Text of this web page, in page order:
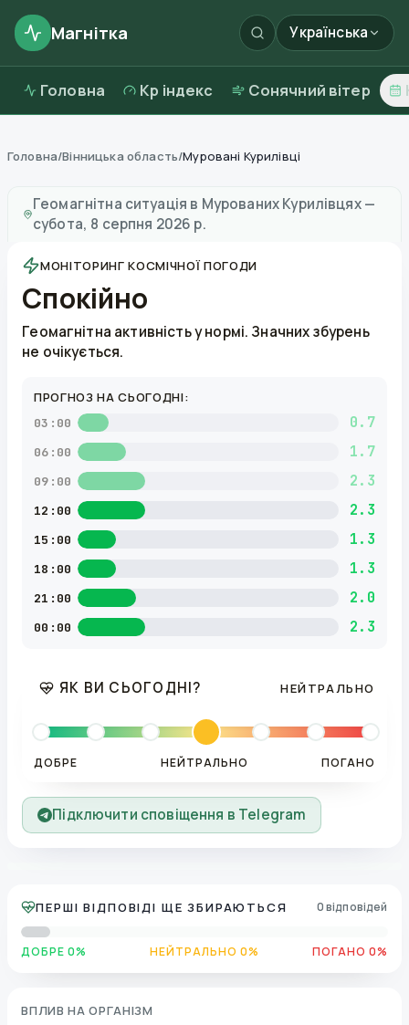
Магнітка Українська
Головна Kp індекс Сонячний вітер
Головна/Вінницька область/Муровані Курилівці
Геомагнітна ситуація в Мурованих Курилівцях—
субота, 8 серпня 2026 р.
МОНІТОРИНГ КОСМІЧНОЇ ПОГОДИ
Спокійно
Геомагнітна активність у нормі. Значних збурень
не очікується.
ПРОГНОЗ НА СЬОГОДНІ:
03:00 0.7
06:00 1.7
09:00 2.3
12:00 2.3
15:00 1.3
18:00 1.3
21:00 2.0
00:00 2.3
ЯК ВИ СЬОГОДНІ? НЕЙТРАЛЬНО
ДОБРЕ НЕЙТРАЛЬНО ПОГАНО
Підключити сповіщення в Telegram
ПЕРШІ ВІДПОВІДІ ЩЕ ЗБИРАЮТЬСЯ 0 відповідей
ДОБРЕ 0% НЕЙТРАЛЬНО 0% ПОГАНО 0%
ВПЛИВ НА ОРГАНІЗМ